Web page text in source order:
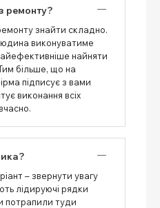
ремонту?
знайти складно.
виконуватиме
найняти
більше, що на
підписує з вами
виконання всіх
– звернути увагу
лідируючі рядки
потрапили туди